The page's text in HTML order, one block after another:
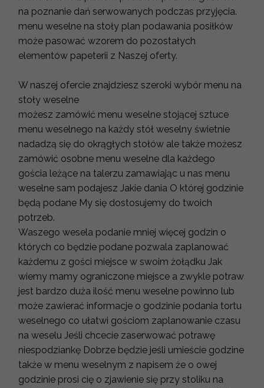
na poznanie dań serwowanych podczas przyjęcia.
menu weselne na stoły plan podawania posiłków
może pasować wzorem do pozostałych
elementów papeterii z Naszej oferty.
W naszej ofercie znajdziesz szeroki wybór menu na
stoły weselne
możesz zamówić menu weselne stojącej sztuce
menu weselnego na każdy stół weselny świetnie
nadadzą się do okrągłych stołów ale także możesz
zamówić osobne menu weselne dla każdego
gościa leżące na talerzu zamawiając u nas menu
weselne sam podajesz Jakie dania O której godzinie
będą podane My się dostosujemy do twoich
potrzeb.
Waszego wesela podanie mniej więcej godzin o
których co będzie podane pozwala zaplanować
każdemu z gości miejsce w swoim żołądku Jak
wiemy mamy ograniczone miejsce a zwykle potraw
jest bardzo duża ilość menu weselne powinno lub
może zawierać informacje o godzinie podania tortu
weselnego co ułatwi gościom zaplanowanie czasu
na weselu Jeśli chcecie zaserwować potrawę
niespodziankę Dobrze będzie jeśli umieście godzine
także w menu weselnym z napisem że o owej
godzinie prosi cię o zjawienie się przy stoliku na